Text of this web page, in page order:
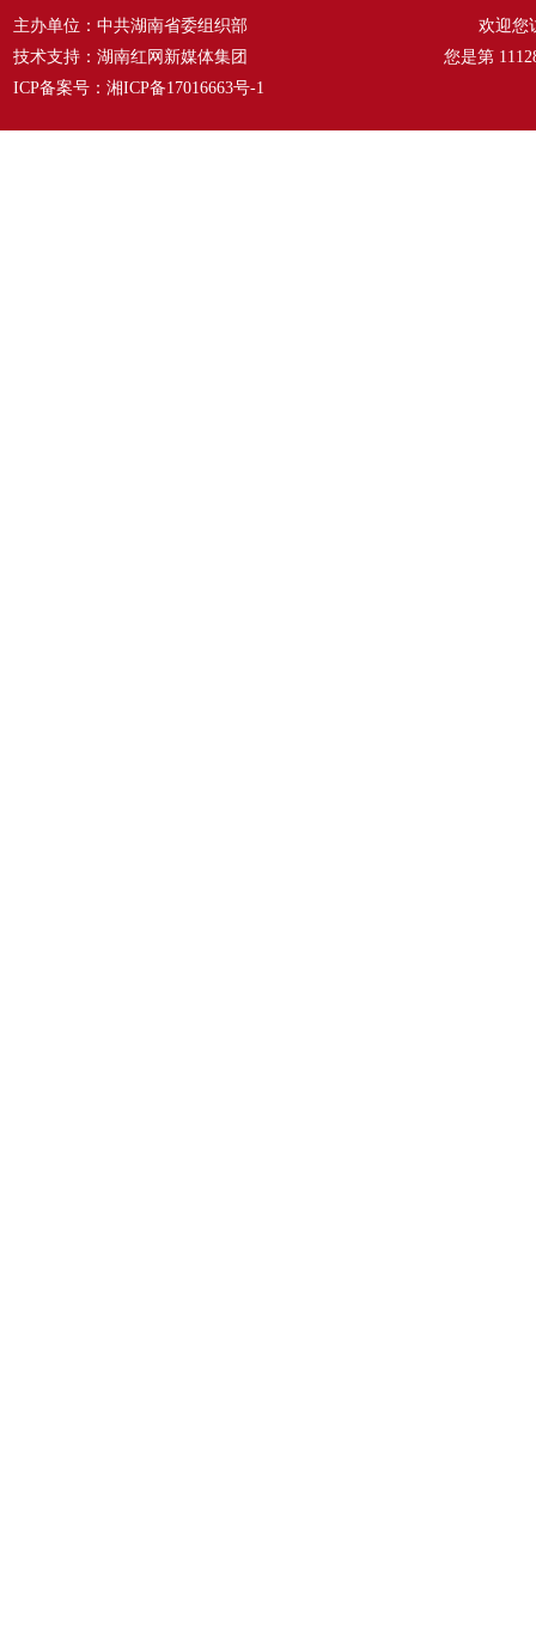
主办单位：中共湖南省委组织部
技术支持：湖南红网新媒体集团
ICP备案号： 湘ICP备17016663号-1
欢迎您
您是第